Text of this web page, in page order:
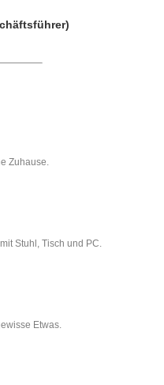
Zuhause.
Stuhl, Tisch und PC.
Etwas.